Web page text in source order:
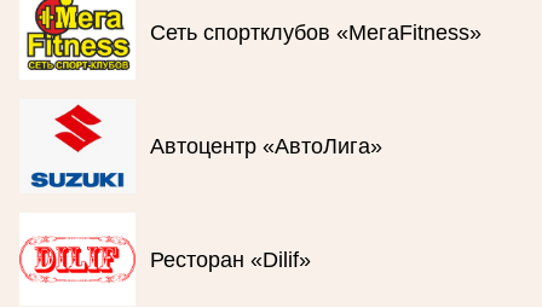
Сеть спортклубов «МегаFitness»
Автоцентр «АвтоЛига»
Ресторан «Dilif»